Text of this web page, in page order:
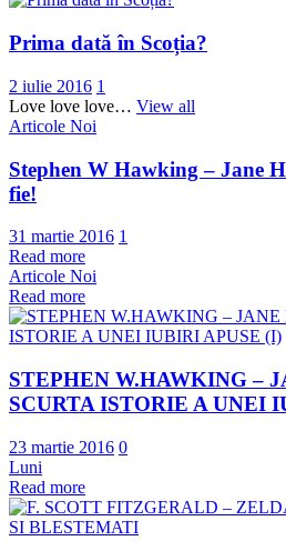
Prima dată în Scoția?
2 iulie 2016 1
Love love love… View all
Articole Noi
Stephen W Hawking – Jane
fie!
31 martie 2016 1
Read more
Articole Noi
Read more
STEPHEN W.HAWKING –
SCURTA ISTORIE A UNEI
23 martie 2016 0
Luni
Read more